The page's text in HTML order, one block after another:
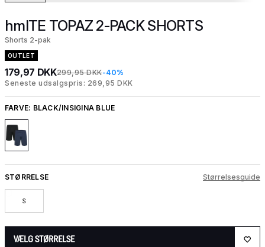
hmlTE TOPAZ 2-PACK SHORTS
Shorts 2-pak
OUTLET
179,97 DKK299,95 DKK-40%
Seneste udsalgspris: 269,95 DKK
FARVE: BLACK/INSIGINA BLUE
STØRRELSE Størrelsesguide
S
VÆLG STØRRELSE